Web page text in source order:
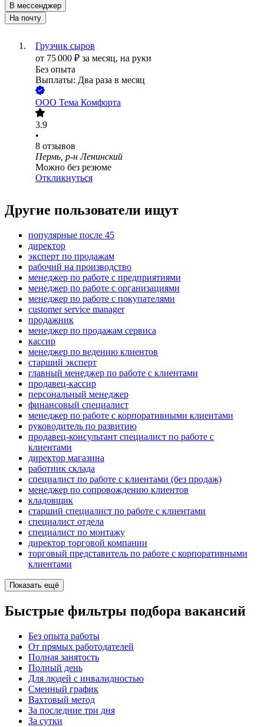
В мессенджер
На почту
Грузчик сыров
от 75 000 ₽ за месяц, на руки
Без опыта
Выплаты: Два раза в месяц
ООО Тема Комфорта
3.9
•
8 отзывов
Пермь, р-н Ленинский
Можно без резюме
Откликнуться
Другие пользователи ищут
популярные после 45
директор
эксперт по продажам
рабочий на производство
менеджер по работе с предприятиями
менеджер по работе с организациями
менеджер по работе с покупателями
customer service manager
продажник
менеджер по продажам сервиса
кассир
менеджер по ведению клиентов
старший эксперт
главный менеджер по работе с клиентами
продавец-кассир
персональный менеджер
финансовый специалист
менеджер по работе с корпоративными клиентами
руководитель по развитию
продавец-консультант специалист по работе с
клиентами
директор магазина
работник склада
специалист по работе с клиентами (без продаж)
менеджер по сопровождению клиентов
кладовщик
старший специалист по работе с клиентами
специалист отдела
специалист по монтажу
директор торговой компании
торговый представитель по работе с корпоративными
клиентами
Показать ещё
Быстрые фильтры подбора вакансий
Без опыта работы
От прямых работодателей
Полная занятость
Полный день
Для людей с инвалидностью
Сменный график
Вахтовый метод
За последние три дня
За сутки